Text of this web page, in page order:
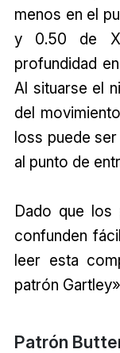
menos en el
y 0.50 de
profundidad
Al situarse el
del
loss puede
al punto de
Dado que los
confunden
leer esta
patrón
Patrón